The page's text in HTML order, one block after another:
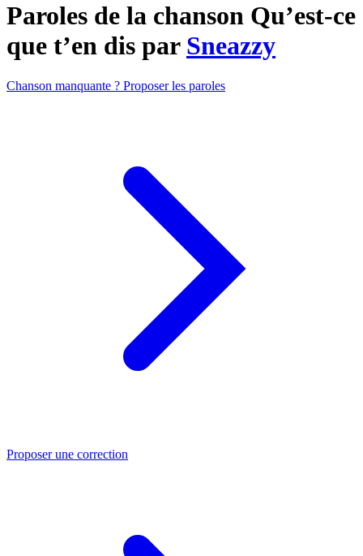
Paroles de la chanson Qu’est-ce
que t’en dis par Sneazzy
Chanson manquante ? Proposer les paroles
Proposer une correction